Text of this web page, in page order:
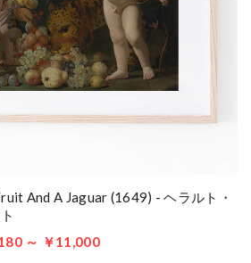
And A Jaguar (1649) - ヘラルト・
～ ￥11,000